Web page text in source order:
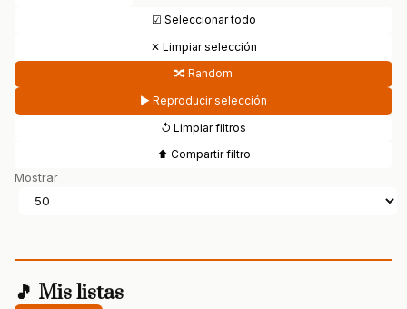
☑ Seleccionar todo
✕ Limpiar selección
🔀 Random
▶ Reproducir selección
↺ Limpiar filtros
⬆ Compartir filtro
Mostrar
🎵 Mis listas